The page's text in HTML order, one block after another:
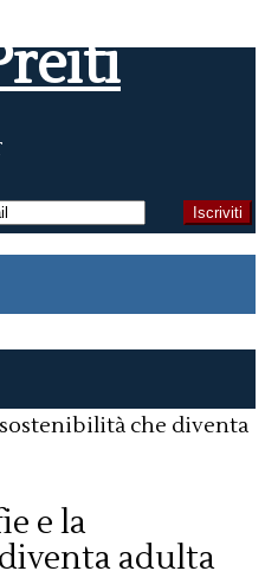
e la
adulta